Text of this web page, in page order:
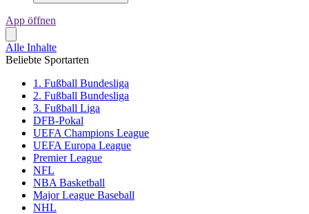
App öffnen
Alle Inhalte
Beliebte Sportarten
1. Fußball Bundesliga
2. Fußball Bundesliga
3. Fußball Liga
DFB-Pokal
UEFA Champions League
UEFA Europa League
Premier League
NFL
NBA Basketball
Major League Baseball
NHL